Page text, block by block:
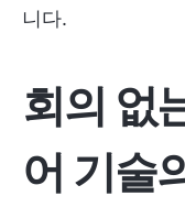
니다.
회의 없
어 기술